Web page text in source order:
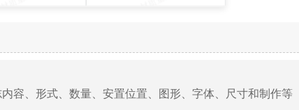
容、形式、数量、安置位置、图形、字体、尺寸和制作等